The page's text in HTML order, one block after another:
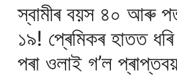
স্বামীৰ বয়স ৪০ আৰু
১৯! প্ৰেমিকৰ হাতত
পৰা ওলাই গ’ল